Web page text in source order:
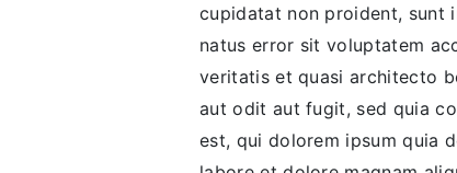
cupidatat non proident, sunt
natus error sit voluptatem
veritatis et quasi architecto
aut odit aut fugit, sed quia
est, qui dolorem ipsum quia